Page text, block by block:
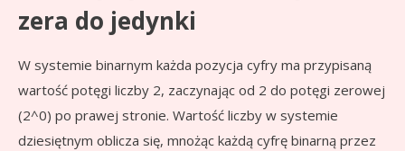
zera do jedynki
W systemie binarnym każda pozycja cyfry ma przypisaną
wartość potęgi liczby 2, zaczynając od 2 do potęgi zerowej
(2^0) po prawej stronie. Wartość liczby w systemie
dziesiętnym oblicza się, mnożąc każdą cyfrę binarną przez